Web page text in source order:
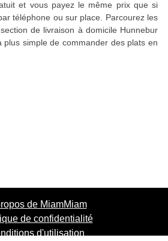
et vous payez le même prix que si
téléphone ou sur place. Parcourez les
de livraison à domicile Hunnebur
plus simple de commander des plats en
de MiamMiam
de confidentialité
d'utilisation